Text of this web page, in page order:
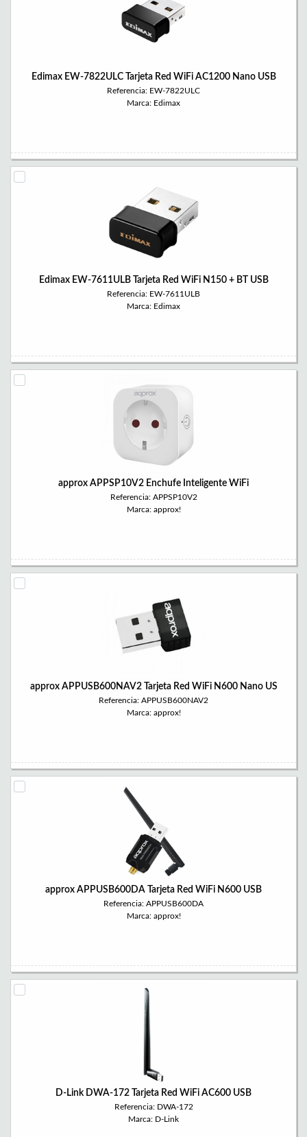
Edimax EW-7822ULC Tarjeta Red WiFi AC1200 Nano USB
Referencia: EW-7822ULC
Marca: Edimax
Edimax EW-7611ULB Tarjeta Red WiFi N150 + BT USB
Referencia: EW-7611ULB
Marca: Edimax
approx APPSP10V2 Enchufe Inteligente WiFi
Referencia: APPSP10V2
Marca: approx!
approx APPUSB600NAV2 Tarjeta Red WiFi N600 Nano US
Referencia: APPUSB600NAV2
Marca: approx!
approx APPUSB600DA Tarjeta Red WiFi N600 USB
Referencia: APPUSB600DA
Marca: approx!
D-Link DWA-172 Tarjeta Red WiFi AC600 USB
Referencia: DWA-172
Marca: D-Link